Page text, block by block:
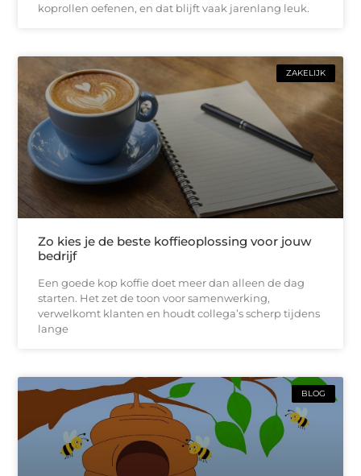
koprollen oefenen, en dat blijft vaak jarenlang leuk.
ZAKELIJK
Zo kies je de beste koffieoplossing voor jouw
bedrijf
Een goede kop koffie doet meer dan alleen de dag
starten. Het zet de toon voor samenwerking,
verwelkomt klanten en houdt collega’s scherp tijdens
lange
BLOG